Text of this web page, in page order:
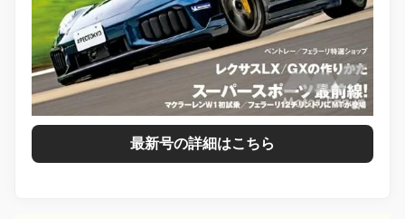
最新号の詳細はこちら